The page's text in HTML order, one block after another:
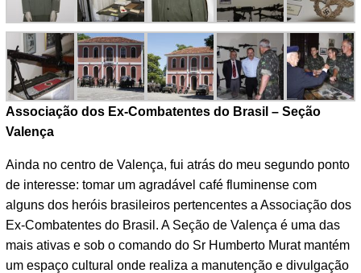
Associação dos Ex-Combatentes do Brasil – Seção
Valença
Ainda no centro de Valença, fui atrás do meu segundo ponto
de interesse: tomar um agradável café fluminense com
alguns dos heróis brasileiros pertencentes a Associação dos
Ex-Combatentes do Brasil. A Seção de Valença é uma das
mais ativas e sob o comando do Sr Humberto Murat mantém
um espaço cultural onde realiza a manutenção e divulgação